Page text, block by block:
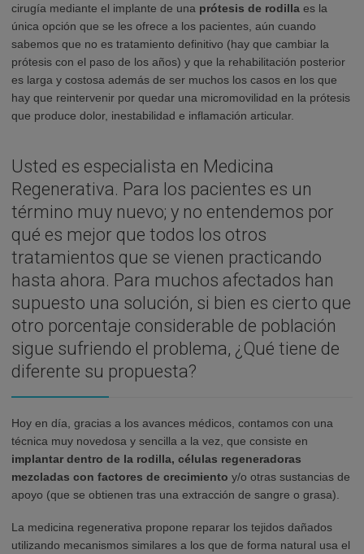
cirugía mediante el implante de una prótesis de rodilla es la
única opción que se les ofrece a los pacientes, aún cuando
sabemos que no es tratamiento definitivo (hay que cambiar la
prótesis con el paso de los años) y que la rehabilitación posterior
es larga y costosa además de ser muchos los casos en los que
hay que reintervenir por quedar una micromovilidad en la prótesis
que produce dolor, inestabilidad e inflamación articular.
Usted es especialista en Medicina
Regenerativa. Para los pacientes es un
término muy nuevo; y no entendemos por
qué es mejor que todos los otros
tratamientos que se vienen practicando
hasta ahora. Para muchos afectados han
supuesto una solución, si bien es cierto que
otro porcentaje considerable de población
sigue sufriendo el problema, ¿Qué tiene de
diferente su propuesta?
Hoy en día, gracias a los avances médicos, contamos con una
técnica muy novedosa y sencilla a la vez, que consiste en
implantar dentro de la rodilla, células regeneradoras
mezcladas con factores de crecimiento y/o otras sustancias de
apoyo (que se obtienen tras una extracción de sangre o grasa).
La medicina regenerativa propone reparar los tejidos dañados
utilizando mecanismos similares a los que de forma natural usa el